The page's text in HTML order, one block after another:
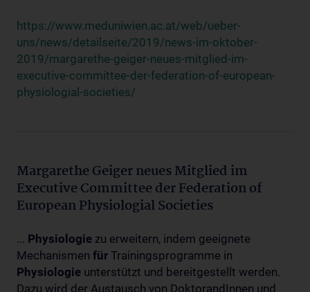
https://www.meduniwien.ac.at/web/ueber-
uns/news/detailseite/2019/news-im-oktober-
2019/margarethe-geiger-neues-mitglied-im-
executive-committee-der-federation-of-european-
physiologial-societies/
Margarethe Geiger neues Mitglied im
Executive Committee der Federation of
European Physiologial Societies
... Physiologie zu erweitern, indem geeignete
Mechanismen für Trainingsprogramme in
Physiologie unterstützt und bereitgestellt werden.
Dazu wird der Austausch von DoktorandInnen und